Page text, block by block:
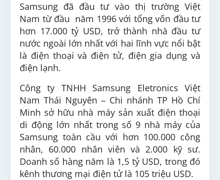
Samsung đã đầu tư vào thị trường Việt
Nam từ đầu năm 1996 với tổng vốn đầu tư
hơn 17.000 tỷ USD, trở thành nhà đầu tư
nước ngoài lớn nhất với hai lĩnh vực nổi bật
là điện thoại và điện tử, điện gia dụng và
điện lạnh.
Công ty TNHH Samsung Eletronics Việt
Nam Thái Nguyên – Chi nhánh TP Hồ Chí
Minh sở hữu nhà máy sản xuất điện thoại
di động lớn nhất trong số 9 nhà máy của
Samsung toàn cầu với hơn 100.000 công
nhân, 60.000 nhân viên và 2.000 kỹ sư.
Doanh số hàng năm là 1,5 tỷ USD, trong đó
kênh thương mại điện tử là 105 triệu USD.